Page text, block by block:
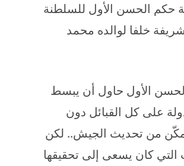
حكم الحسن الأول للسلطنة
خلفا لوالده محمد
الأول حاول أن يبسط
على كل القبائل دون
من تحديث الجيش.. لكن
التي كان يسعى إلى تحقيقها